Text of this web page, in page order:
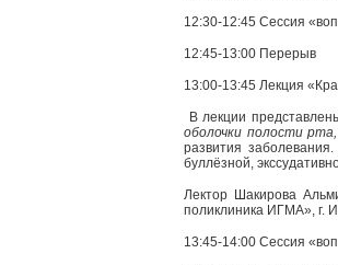
12:30-12:45 Сессия
12:45-13:00 Перерыв
13:00-13:45 Лекция
В лекции
оболочки полости
развития
буллёзной,
Лектор Шакирова
поликлиника ИГМА», г.
13:45-14:00 Сессия